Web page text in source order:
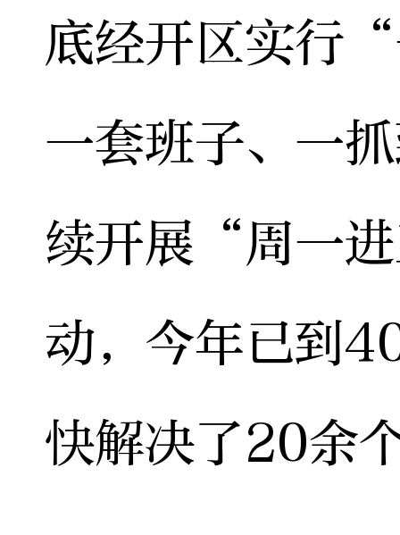
底经开区实行
一套班子、一
续开展“周一
动，今年已到
快解决了20余